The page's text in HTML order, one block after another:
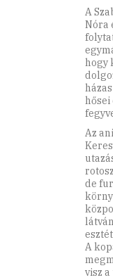
A
Nóra
hogy
hősei
Az
de
A
visz